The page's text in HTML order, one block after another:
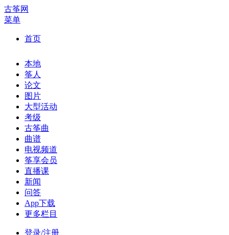
古筝网
菜单
首页
本地
筝人
论文
图片
大型活动
考级
古筝曲
曲谱
电视频道
筝享会员
直播课
新闻
问答
App下载
更多栏目
登录/注册